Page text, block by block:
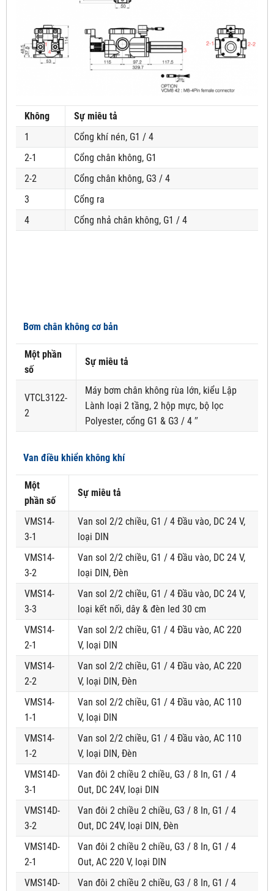
Không
Sự miêu tả
1
Cổng khí nén, G1 / 4
2-1
Cổng chân không, G1
2-2
Cổng chân không, G3 / 4
3
Cổng ra
4
Cổng nhả chân không, G1 / 4
Bơm chân không cơ bản
Một phần
số
Sự miêu tả
VTCL3122-
2
Máy bơm chân không rùa lớn, kiểu Lập
Lành loại 2 tầng, 2 hộp mực, bộ lọc
Polyester, cổng G1 & G3 / 4 ″
Van điều khiển không khí
Một
phần số
Sự miêu tả
VMS14-
3-1
Van sol 2/2 chiều, G1 / 4 Đầu vào, DC 24 V,
loại DIN
VMS14-
3-2
Van sol 2/2 chiều, G1 / 4 Đầu vào, DC 24 V,
loại DIN, Đèn
VMS14-
3-3
Van sol 2/2 chiều, G1 / 4 Đầu vào, DC 24 V,
loại kết nối, dây & đèn led 30 cm
VMS14-
2-1
Van sol 2/2 chiều, G1 / 4 Đầu vào, AC 220
V, loại DIN
VMS14-
2-2
Van sol 2/2 chiều, G1 / 4 Đầu vào, AC 220
V, loại DIN, Đèn
VMS14-
1-1
Van sol 2/2 chiều, G1 / 4 Đầu vào, AC 110
V, loại DIN
VMS14-
1-2
Van sol 2/2 chiều, G1 / 4 Đầu vào, AC 110
V, loại DIN, Đèn
VMS14D-
3-1
Van đôi 2 chiều 2 chiều, G3 / 8 In, G1 / 4
Out, DC 24V, loại DIN
VMS14D-
3-2
Van đôi 2 chiều 2 chiều, G3 / 8 In, G1 / 4
Out, DC 24V, loại DIN, Đèn
VMS14D-
2-1
Van đôi 2 chiều 2 chiều, G3 / 8 In, G1 / 4
Out, AC 220 V, loại DIN
VMS14D-
Van đôi 2 chiều 2 chiều, G3 / 8 In, G1 / 4